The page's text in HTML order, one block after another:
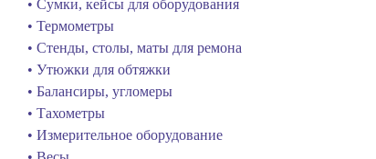
• Сумки, кейсы для оборудования
• Термометры
• Стенды, столы, маты для ремона
• Утюжки для обтяжки
• Балансиры, угломеры
• Тахометры
• Измерительное оборудование